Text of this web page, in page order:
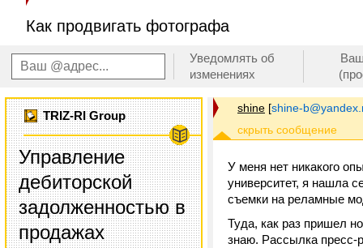
Как продвигать фотографа
Уведомлять об
изменениях
TRIZ-RI Group
Управление
дебиторской
задолженностью в
продажах
shine [shine-
У меня нет никакого
университет, я нашла
съемки на реламные
Туда, как раз пришел
знаю. Рассылка пресс-